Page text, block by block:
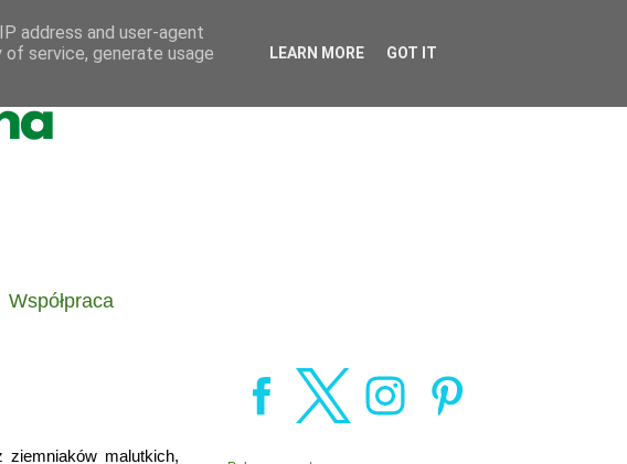
Współpraca
malutkich,
address and user-agent
service, generate usage
LEARN MORE GOT IT